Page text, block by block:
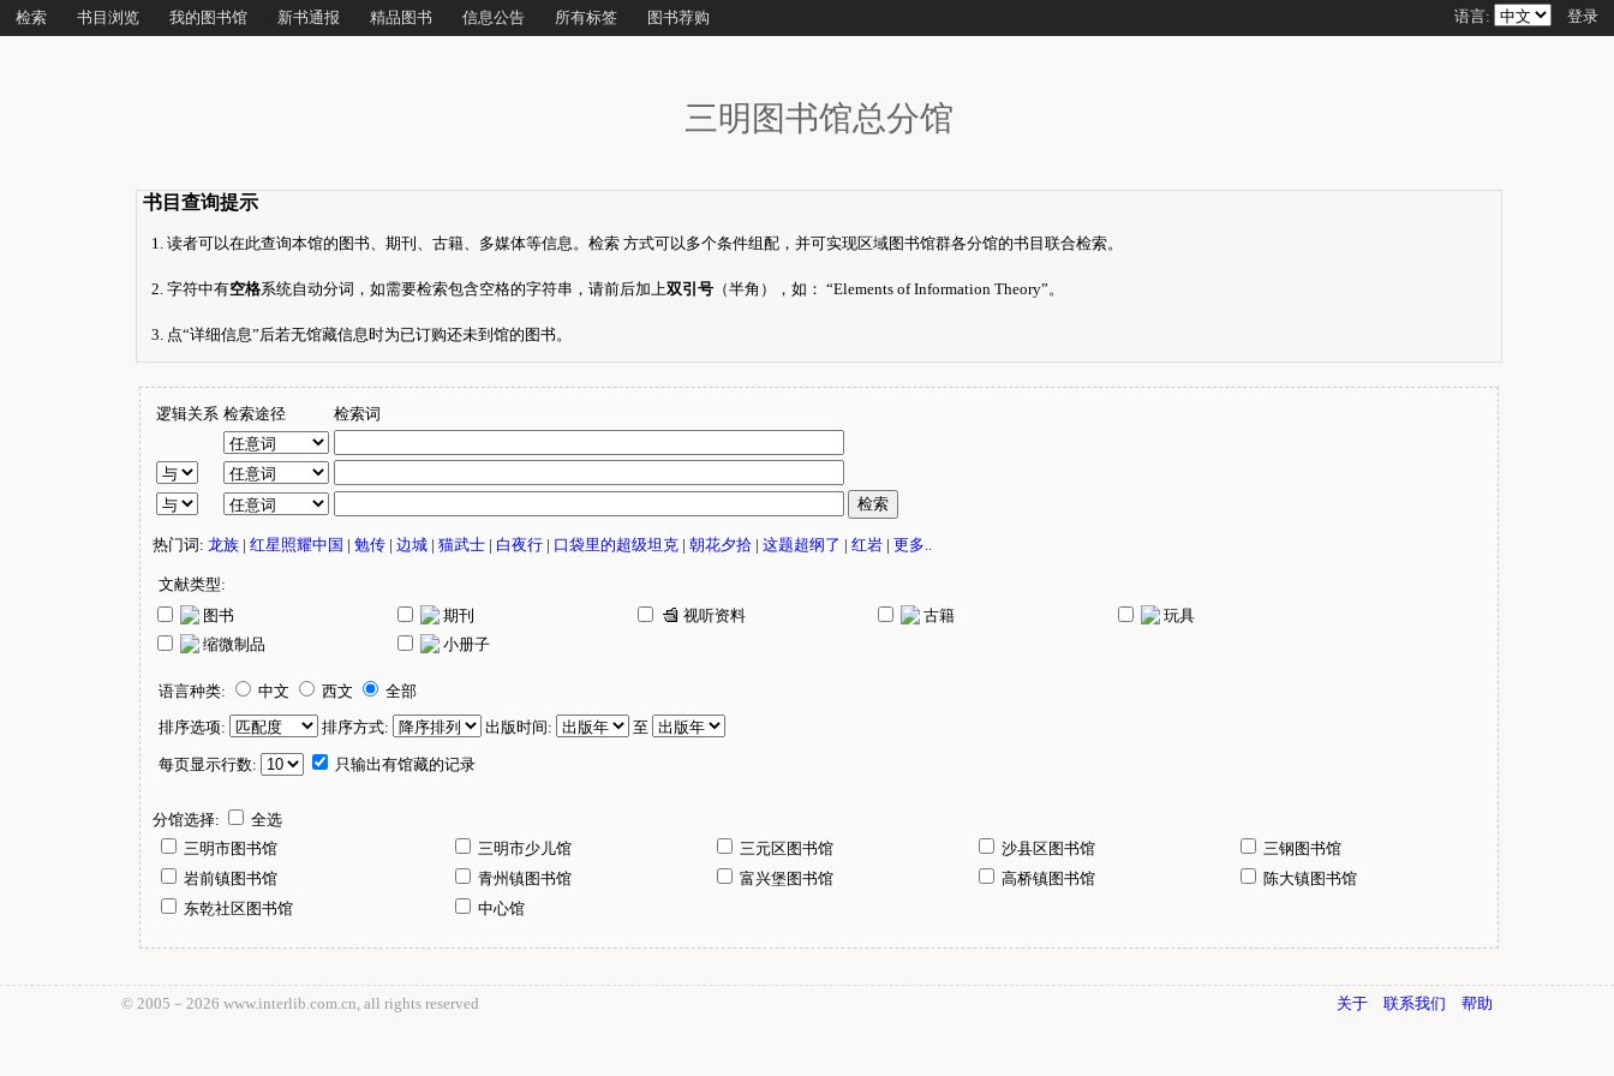
检索 书目浏览 我的图书馆 新书通报 精品图书 信息公告 所有标签 图书荐购 语言: 登录
三明图书馆总分馆
书目查询提示
读者可以在此查询本馆的图书、期刊、古籍、多媒体等信息。检索 方式可以多个条件组配，并可实现区域图书馆群各分馆的书目联合检索。
字符中有空格系统自动分词，如需要检索包含空格的字符串，请前后加上双引号 （半角），如： “Elements of Information Theory”。
点“详细信息”后若无馆藏信息时为已订购还未到馆的图书。
逻辑关系 检索途径 检索词
热门词:龙族 |红星照耀中国 |勉传 |边城 |猫武士 | 白夜行 | 口袋里的超级坦克 |朝花夕拾 |这题超纲了 |红岩 |更多..
文献类型:
图书
期刊 视听资料 古籍
玩具
缩微制品
小册子
语言种类: 中文 西文
全部
排序选项:
排序方式: 出版时间: 至
每页显示行数: 只输出有馆藏的记录
分馆选择:
全选
三明市图书馆
三明市少儿馆 三元区图书馆 沙县区图书馆
三钢图书馆
岩前镇图书馆
青州镇图书馆 富兴堡图书馆 高桥镇图书馆
陈大镇图书馆
东乾社区图书馆
中心馆
© 2005－ 2026 www.interlib.com.cn, all rights reserved 关于 联系我们 帮助